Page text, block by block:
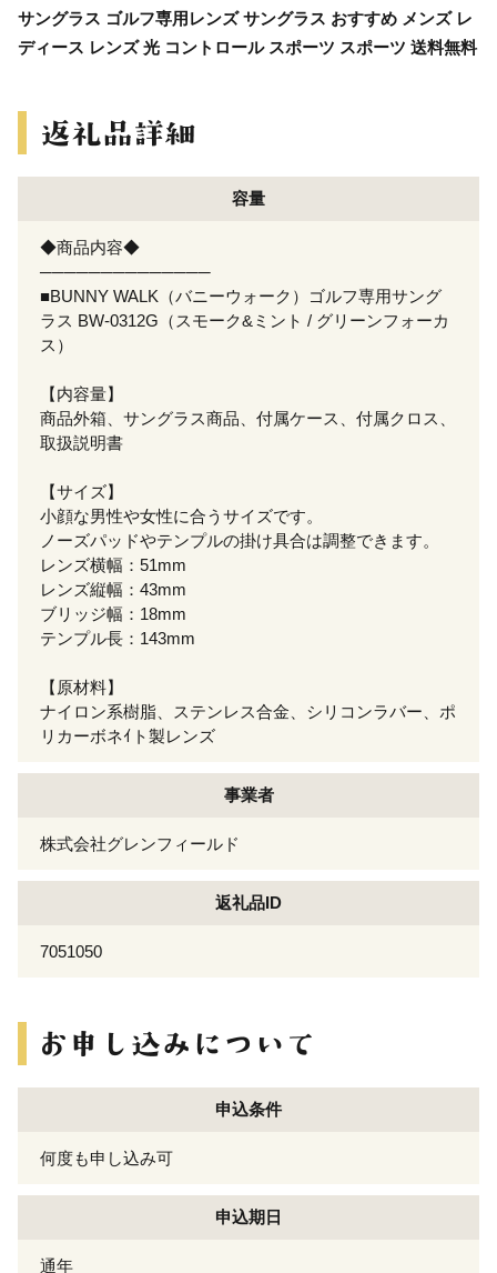
サングラス ゴルフ専用レンズ サングラス おすすめ メンズ レ
ディース レンズ 光 コントロール スポーツ スポーツ 送料無料
容量
◆商品内容◆
──────────────
■BUNNY WALK（バニーウォーク）ゴルフ専用サング
ラス BW-0312G（スモーク&ミント / グリーンフォーカ
ス）
【内容量】
商品外箱、サングラス商品、付属ケース、付属クロス、
取扱説明書
【サイズ】
小顔な男性や女性に合うサイズです。
ノーズパッドやテンプルの掛け具合は調整できます。
レンズ横幅：51mm
レンズ縦幅：43mm
ブリッジ幅：18mm
テンプル長：143mm
【原材料】
ナイロン系樹脂、ステンレス合金、シリコンラバー、ポ
リカーボネｲト製レンズ
事業者
株式会社グレンフィールド
返礼品ID
7051050
申込条件
何度も申し込み可
申込期日
通年